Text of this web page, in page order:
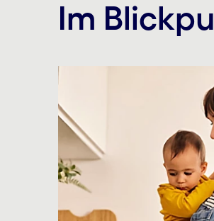
Im
Carousel starts